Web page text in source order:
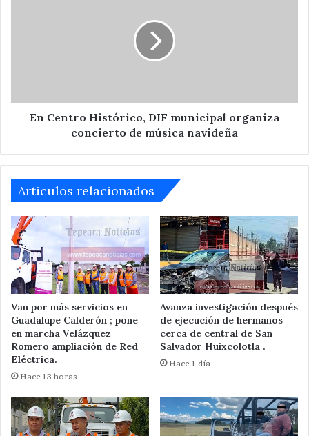
música
navideña
En Centro Histórico, DIF municipal organiza
concierto de música navideña
Articulos relacionados
Van por más servicios en
Guadalupe Calderón ; pone
en marcha Velázquez
Romero ampliación de Red
Eléctrica.
Hace 13 horas
Avanza investigación después
de ejecución de hermanos
cerca de central de San
Salvador Huixcolotla .
Hace 1 día